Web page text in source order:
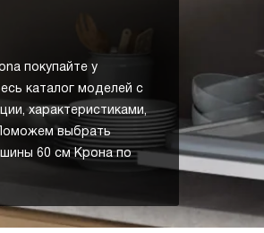
покупайте у
каталог моделей с
характеристиками,
выбрать
60 см Крона по